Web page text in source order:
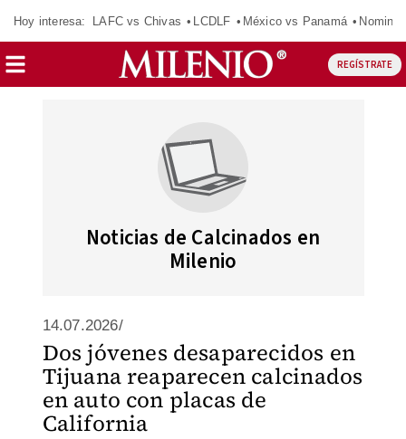
Hoy interesa: LAFC vs Chivas LCDLF México vs Panamá
REGÍSTRATE
Noticias de Calcinados en
Milenio
14.07.2026/
Dos jóvenes desaparecidos en
Tijuana reaparecen calcinados
en auto con placas de
California